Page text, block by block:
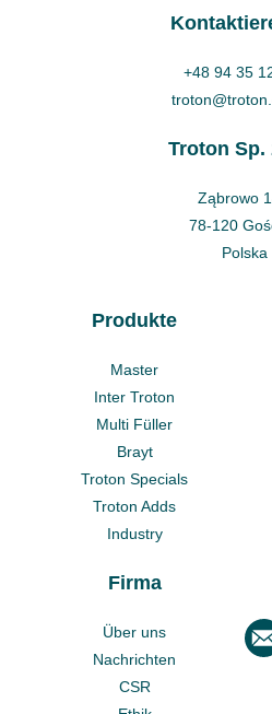
+48 94 35
Troton Sp.
Ząbrowo
78-120
Polska
Produkte
Master
Inter Troton
Multi Füller
Brayt
Troton Specials
Troton Adds
Industry
Firma
Über uns
Nachrichten
CSR